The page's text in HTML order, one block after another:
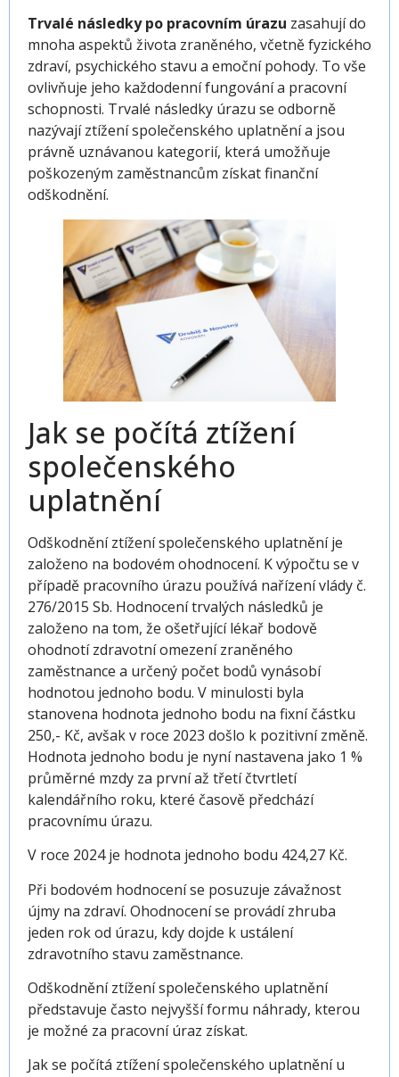
Trvalé následky po pracovním úrazu zasahují do
mnoha aspektů života zraněného, včetně fyzického
zdraví, psychického stavu a emoční pohody. To vše
ovlivňuje jeho každodenní fungování a pracovní
schopnosti. Trvalé následky úrazu se odborně
nazývají ztížení společenského uplatnění a jsou
právně uznávanou kategorií, která umožňuje
poškozeným zaměstnancům získat finanční
odškodnění.
Jak se počítá ztížení
společenského
uplatnění
Odškodněníztížení společenského uplatněníje
založeno na bodovém ohodnocení. K výpočtu se v
případě pracovního úrazu používá nařízení vlády č.
276/2015 Sb. Hodnocení trvalých následků je
založeno na tom, že ošetřující lékař bodově
ohodnotí zdravotní omezení zraněného
zaměstnance a určený počet bodů vynásobí
hodnotou jednoho bodu. V minulosti byla
stanovena hodnota jednoho bodu na fixní částku
250,- Kč, avšak v roce 2023 došlo k pozitivní změně.
Hodnota jednoho bodu je nyní nastavena jako 1 %
průměrné mzdy za první až třetí čtvrtletí
kalendářního roku, které časově předchází
pracovnímu úrazu.
V roce 2024 je hodnota jednoho bodu 424,27 Kč.
Při bodovém hodnocení se posuzuje závažnost
újmy na zdraví. Ohodnocení se provádí zhruba
jeden rok od úrazu, kdy dojde k ustálení
zdravotního stavu zaměstnance.
Odškodnění ztížení společenského uplatnění
představuje často nejvyšší formu náhrady, kterou
je možné za pracovní úraz získat.
Jak se počítá ztížení společenského uplatnění u